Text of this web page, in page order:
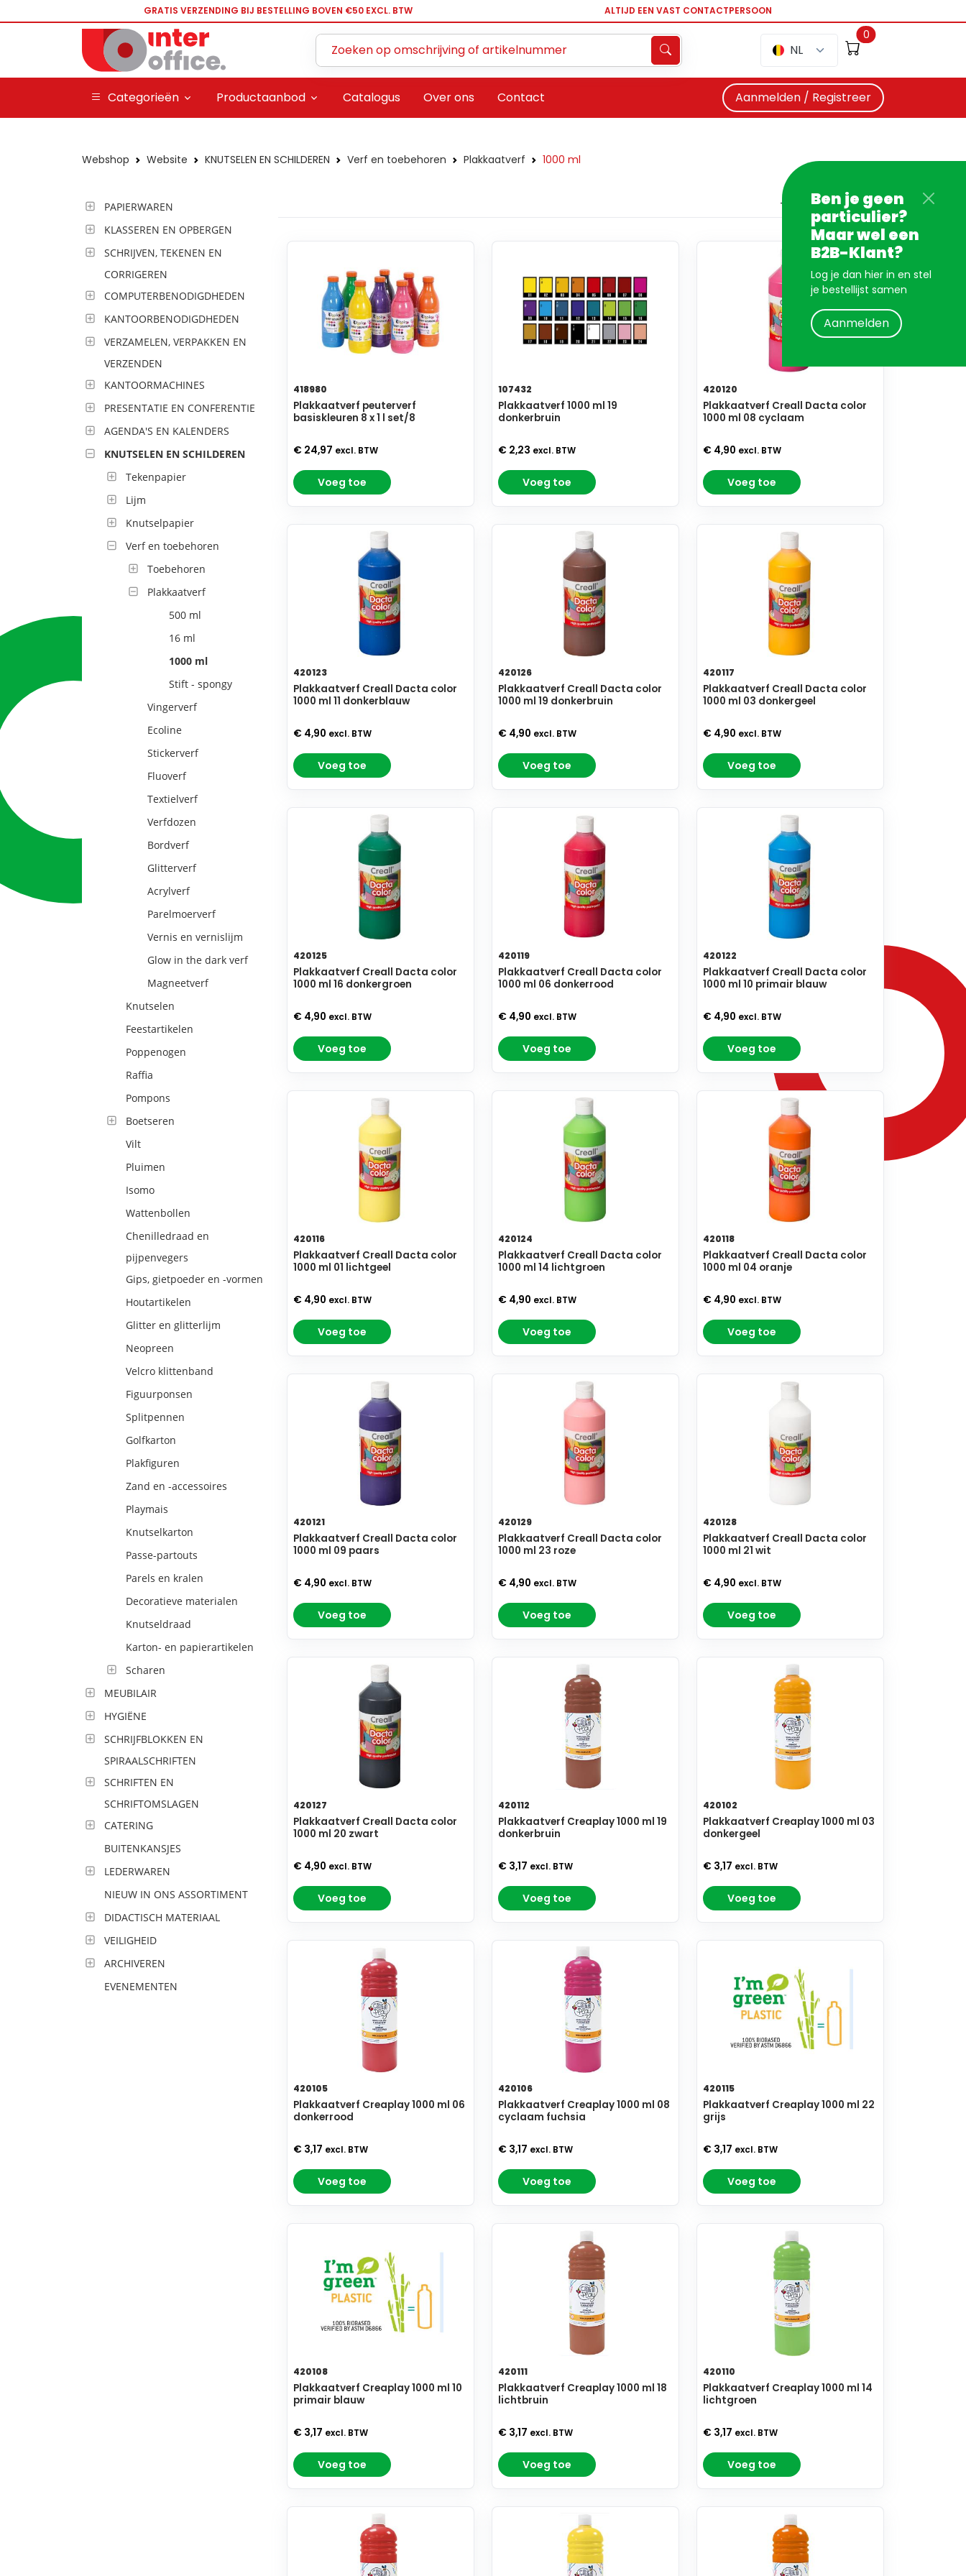
GRATIS VERZENDING BIJ BESTELLING BOVEN €50 EXCL. BTW ALTIJD EEN VAST CONTACTPERSOON
NL
0
Categorieën Productaanbod Catalogus Over ons Contact Aanmelden / Registreer
Ben je geen
particulier?
Maar wel een
B2B-Klant?
Log je dan hier in en stel
je bestellijst samen
Aanmelden
Webshop Website KNUTSELEN EN SCHILDEREN Verf en toebehoren Plakkaatverf 1000 ml
PAPIERWAREN
KLASSEREN EN OPBERGEN
SCHRIJVEN, TEKENEN EN
CORRIGEREN
COMPUTERBENODIGDHEDEN
KANTOORBENODIGDHEDEN
VERZAMELEN, VERPAKKEN EN
VERZENDEN
KANTOORMACHINES
PRESENTATIE EN CONFERENTIE
AGENDA'S EN KALENDERS
KNUTSELEN EN SCHILDEREN
Tekenpapier
Lijm
Knutselpapier
Verf en toebehoren
Toebehoren
Plakkaatverf
500 ml
16 ml
1000 ml
Stift - spongy
Vingerverf
Ecoline
Stickerverf
Fluoverf
Textielverf
Verfdozen
Bordverf
Glitterverf
Acrylverf
Parelmoerverf
Vernis en vernislijm
Glow in the dark verf
Magneetverf
Knutselen
Feestartikelen
Poppenogen
Raffia
Pompons
Boetseren
Vilt
Pluimen
Isomo
Wattenbollen
Chenilledraad en
pijpenvegers
Gips, gietpoeder en -vormen
Houtartikelen
Glitter en glitterlijm
Neopreen
Velcro klittenband
Figuurponsen
Splitpennen
Golfkarton
Plakfiguren
Zand en -accessoires
Playmais
Knutselkarton
Passe-partouts
Parels en kralen
Decoratieve materialen
Knutseldraad
Karton- en papierartikelen
Scharen
MEUBILAIR
HYGIËNE
SCHRIJFBLOKKEN EN
SPIRAALSCHRIFTEN
SCHRIFTEN EN
SCHRIFTOMSLAGEN
CATERING
BUITENKANSJES
LEDERWAREN
NIEUW IN ONS ASSORTIMENT
DIDACTISCH MATERIAAL
VEILIGHEID
ARCHIVEREN
EVENEMENTEN
418980
Plakkaatverf peuterverf
basiskleuren 8 x 1 l set/8
€ 24,97 excl. BTW
Voeg toe
107432
Plakkaatverf 1000 ml 19
donkerbruin
€ 2,23 excl. BTW
Voeg toe
420120
Plakkaatverf Creall Dacta color
1000 ml 08 cyclaam
€ 4,90 excl. BTW
Voeg toe
420123
Plakkaatverf Creall Dacta color
1000 ml 11 donkerblauw
€ 4,90 excl. BTW
Voeg toe
420126
Plakkaatverf Creall Dacta color
1000 ml 19 donkerbruin
€ 4,90 excl. BTW
Voeg toe
420117
Plakkaatverf Creall Dacta color
1000 ml 03 donkergeel
€ 4,90 excl. BTW
Voeg toe
420125
Plakkaatverf Creall Dacta color
1000 ml 16 donkergroen
€ 4,90 excl. BTW
Voeg toe
420119
Plakkaatverf Creall Dacta color
1000 ml 06 donkerrood
€ 4,90 excl. BTW
Voeg toe
420122
Plakkaatverf Creall Dacta color
1000 ml 10 primair blauw
€ 4,90 excl. BTW
Voeg toe
420116
Plakkaatverf Creall Dacta color
1000 ml 01 lichtgeel
€ 4,90 excl. BTW
Voeg toe
420124
Plakkaatverf Creall Dacta color
1000 ml 14 lichtgroen
€ 4,90 excl. BTW
Voeg toe
420118
Plakkaatverf Creall Dacta color
1000 ml 04 oranje
€ 4,90 excl. BTW
Voeg toe
420121
Plakkaatverf Creall Dacta color
1000 ml 09 paars
€ 4,90 excl. BTW
Voeg toe
420129
Plakkaatverf Creall Dacta color
1000 ml 23 roze
€ 4,90 excl. BTW
Voeg toe
420128
Plakkaatverf Creall Dacta color
1000 ml 21 wit
€ 4,90 excl. BTW
Voeg toe
420127
Plakkaatverf Creall Dacta color
1000 ml 20 zwart
€ 4,90 excl. BTW
Voeg toe
420112
Plakkaatverf Creaplay 1000 ml 19
donkerbruin
€ 3,17 excl. BTW
Voeg toe
420102
Plakkaatverf Creaplay 1000 ml 03
donkergeel
€ 3,17 excl. BTW
Voeg toe
420105
Plakkaatverf Creaplay 1000 ml 06
donkerrood
€ 3,17 excl. BTW
Voeg toe
420106
Plakkaatverf Creaplay 1000 ml 08
cyclaam fuchsia
€ 3,17 excl. BTW
Voeg toe
420115
Plakkaatverf Creaplay 1000 ml 22
grijs
€ 3,17 excl. BTW
Voeg toe
420108
Plakkaatverf Creaplay 1000 ml 10
primair blauw
€ 3,17 excl. BTW
Voeg toe
420111
Plakkaatverf Creaplay 1000 ml 18
lichtbruin
€ 3,17 excl. BTW
Voeg toe
420110
Plakkaatverf Creaplay 1000 ml 14
lichtgroen
€ 3,17 excl. BTW
Voeg toe